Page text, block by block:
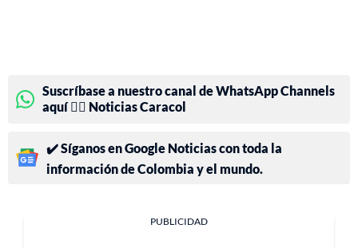
Suscríbase a nuestro canal de WhatsApp Channels
aquí 👉🏻 Noticias Caracol
✔️ Síganos en Google Noticias con toda la
información de Colombia y el mundo.
PUBLICIDAD